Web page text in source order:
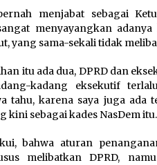
menjabat sebagai
menyayangkan
yang sama-sekali tidak
itu ada dua, DPRD dan
kadang eksekutif
tahu, karena saya juga ada
kini sebagai kades NasDem itu.
bahwa aturan
melibatkan DPRD,